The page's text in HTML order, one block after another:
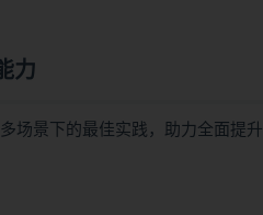
力
场景下的最佳实践，助力全面提升